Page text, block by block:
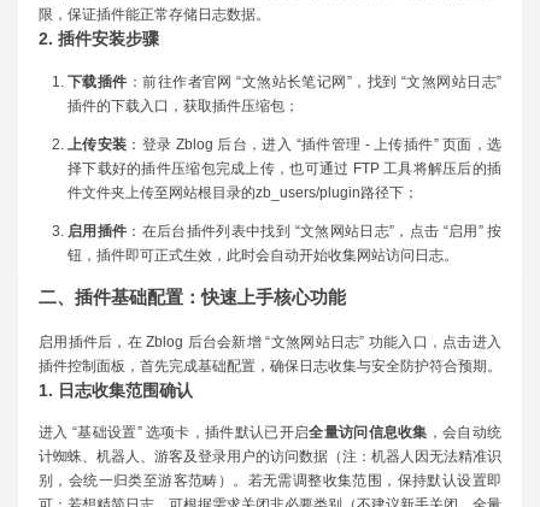
限，保证插件能正常存储日志数据。
2. 插件安装步骤
下载插件 ：前往作者官网 “文煞站长笔记网”，找到 “文煞网站日志”
插件的下载入口，获取插件压缩包；
上传安装 ：登录 Zblog 后台，进入 “插件管理 - 上传插件” 页面，选
择下载好的插件压缩包完成上传，也可通过 FTP 工具将解压后的插
件文件夹上传至网站根目录的zb_users/plugin路径下；
启用插件 ：在后台插件列表中找到 “文煞网站日志”，点击 “启用” 按
钮，插件即可正式生效，此时会自动开始收集网站访问日志。
二、插件基础配置：快速上手核心功能
启用插件后，在 Zblog 后台会新增 “文煞网站日志” 功能入口，点击进入
插件控制面板，首先完成基础配置，确保日志收集与安全防护符合预期。
1. 日志收集范围确认
进入 “基础设置” 选项卡，插件默认已开启全量访问信息收集 ，会自动统
计蜘蛛、机器人、游客及登录用户的访问数据（注：机器人因无法精准识
别，会统一归类至游客范畴）。若无需调整收集范围，保持默认设置即